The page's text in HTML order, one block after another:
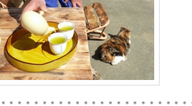
＊＊＊＊＊＊＊＊＊＊＊＊＊＊＊＊＊＊＊＊＊＊